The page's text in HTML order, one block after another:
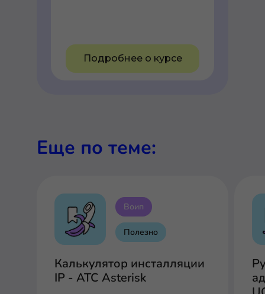
Подробнее о курсе
Еще по теме:
Воип
Полезно
Калькулятор инсталляции
IP - АТС Asterisk